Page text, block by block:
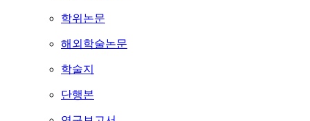
학위논문
해외학술논문
학술지
단행본